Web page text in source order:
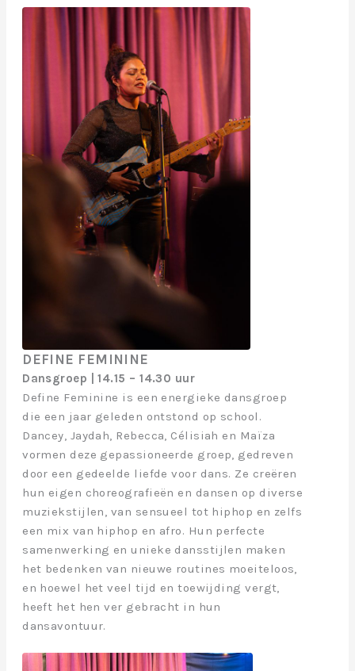
DEFINE FEMININE
Dansgroep | 14.15 – 14.30 uur
Define Feminine is een energieke dansgroep
die een jaar geleden ontstond op school.
Dancey, Jaydah, Rebecca, Célisiah en Maïza
vormen deze gepassioneerde groep, gedreven
door een gedeelde liefde voor dans. Ze creëren
hun eigen choreografieën en dansen op diverse
muziekstijlen, van sensueel tot hiphop en zelfs
een mix van hiphop en afro. Hun perfecte
samenwerking en unieke dansstijlen maken
het bedenken van nieuwe routines moeiteloos,
en hoewel het veel tijd en toewijding vergt,
heeft het hen ver gebracht in hun
dansavontuur.